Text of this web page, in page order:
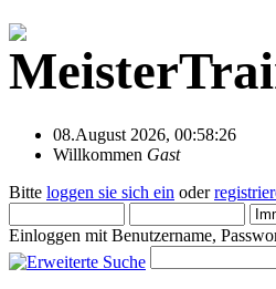
08.August 2026, 00:58:26
Willkommen Gast
Bitte loggen sie sich ein oder
Einloggen mit Benutzername,